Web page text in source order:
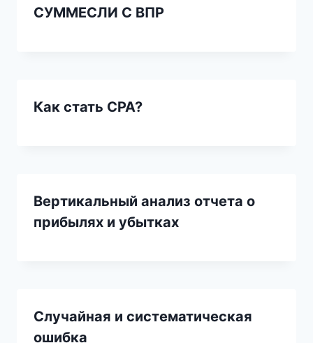
СУММЕСЛИ С ВПР
Как стать CPA?
Вертикальный анализ отчета о
прибылях и убытках
Случайная и систематическая
ошибка